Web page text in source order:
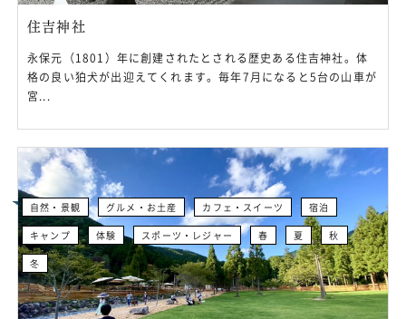
住吉神社
永保元（1801）年に創建されたとされる歴史ある住吉神社。体
格の良い狛犬が出迎えてくれます。毎年7月になると5台の山車が
宮...
自然・景観 グルメ・お土産 カフェ・スイーツ 宿泊
キャンプ 体験 スポーツ・レジャー 春 夏 秋
冬